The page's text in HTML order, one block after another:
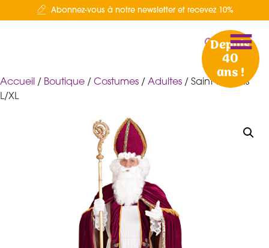
Abonnez-vous à notre newsletter et recevez 10%
Depuis
40
ans !
Accueil / Boutique / Costumes / Adultes / Saint-Nicolas
L/XL